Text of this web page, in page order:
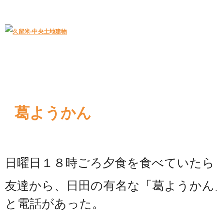
葛ようかん
日曜日１８時ごろ夕食を食べていたら
友達から、日田の有名な「葛ようか
と電話があった。